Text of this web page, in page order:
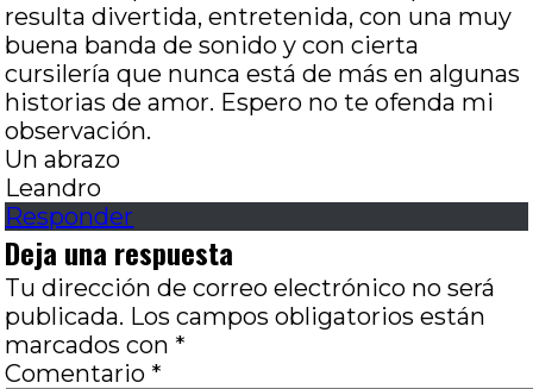
resulta divertida, entretenida, con una muy
buena banda de sonido y con cierta
cursilería que nunca está de más en algunas
historias de amor. Espero no te ofenda mi
observación.
Un abrazo
Leandro
Responder
Deja una respuesta
Tu dirección de correo electrónico no será
publicada. Los campos obligatorios están
marcados con *
Comentario *